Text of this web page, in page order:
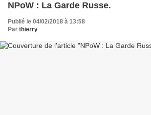
NPoW : La Garde Russe.
Publié le 04/02/2018 à 13:58
Par thierry